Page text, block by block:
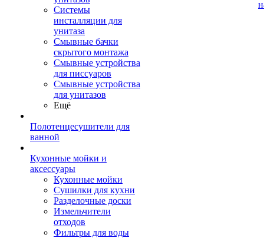
Системы
инсталляции для
унитаза
Смывные бачки
скрытого монтажа
Смывные устройства
для писсуаров
Смывные устройства
для унитазов
Ещё
Полотенцесушители для
ванной
Кухонные мойки и
аксессуары
Кухонные мойки
Сушилки для кухни
Разделочные доски
Измельчители
отходов
Фильтры для воды